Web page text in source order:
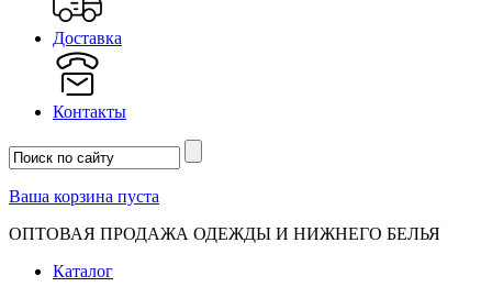
Доставка
Контакты
Ваша корзина пуста
ОПТОВАЯ ПРОДАЖА ОДЕЖДЫ И НИЖНЕГО БЕЛЬЯ
Каталог